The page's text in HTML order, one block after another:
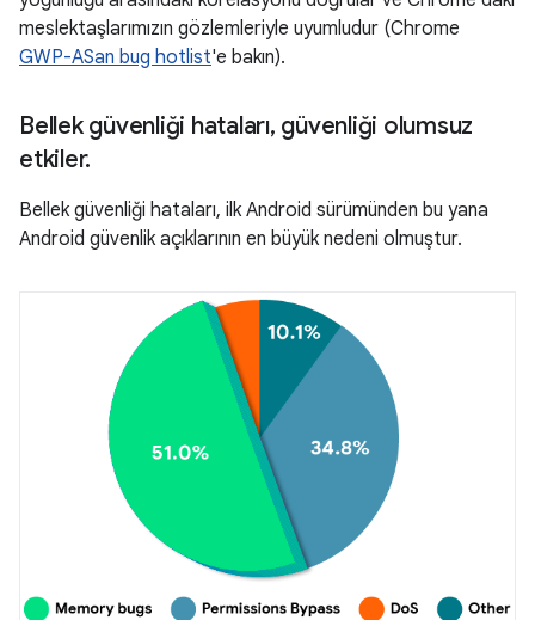
meslektaşlarımızın gözlemleriyle uyumludur (Chrome
GWP-ASan bug hotlist'e bakın).
Bellek güvenliği hataları, güvenliği olumsuz
etkiler.
Bellek güvenliği hataları, ilk Android sürümünden bu yana
Android güvenlik açıklarının en büyük nedeni olmuştur.